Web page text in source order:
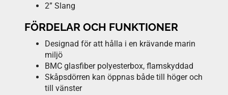
2” Slang
FÖRDELAR OCH FUNKTIONER
Designad för att hålla i en krävande marin
miljö
BMC glasfiber polyesterbox, flamskyddad
Skåpsdörren kan öppnas både till höger och
till vänster